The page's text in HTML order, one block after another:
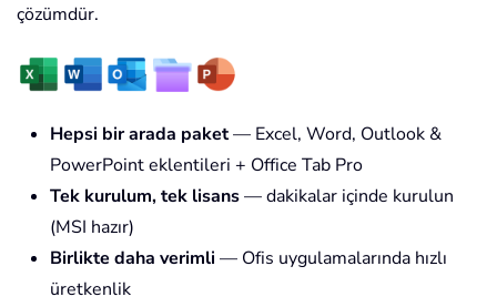
çözümdür.
Hepsi bir arada paket— Excel, Word, Outlook &
PowerPoint eklentileri + Office Tab Pro
Tek kurulum, tek lisans— dakikalar içinde kurulun
(MSI hazır)
Birlikte daha verimli — Ofis uygulamalarında hızlı
üretkenlik